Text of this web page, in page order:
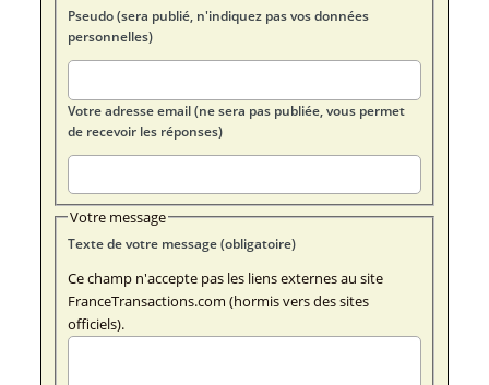
Pseudo (sera publié, n'indiquez pas vos données
personnelles)
Votre adresse email (ne sera pas publiée, vous permet
de recevoir les réponses)
Votre message
Texte de votre message (obligatoire)
Ce champ n'accepte pas les liens externes au site
FranceTransactions.com (hormis vers des sites
officiels).